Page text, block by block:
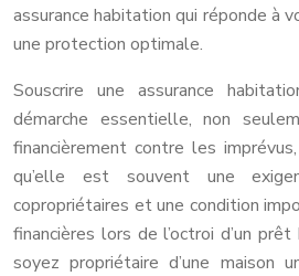
assurance habitation qui réponde à
une protection optimale.
Souscrire une assurance
démarche essentielle, non
financièrement contre les
qu’elle est souvent une
copropriétaires et une condition
financières lors de l’octroi d’un
soyez propriétaire d’une maison